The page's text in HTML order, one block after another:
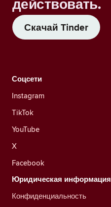
действовать.
Скачай Tinder
Соцсети
Instagram
TikTok
YouTube
X
Facebook
Юридическая информация
Конфиденциальность